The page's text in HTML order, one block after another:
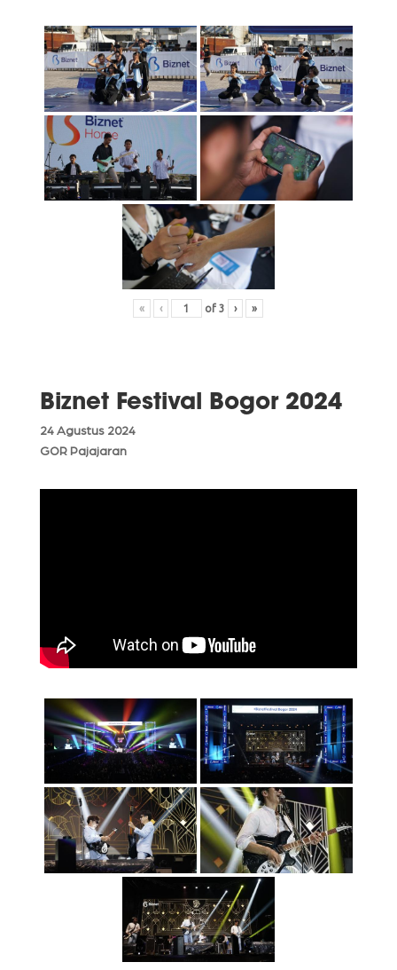
« ‹ of3 › »
Biznet Festival Bogor 2024
24 Agustus 2024
GOR Pajajaran